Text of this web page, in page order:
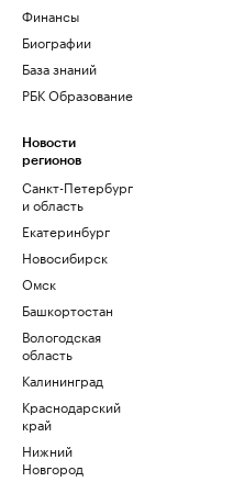
Финансы
Биографии
База знаний
РБК Образование
Новости
регионов
Санкт-Петербург
и область
Екатеринбург
Новосибирск
Омск
Башкортостан
Вологодская
область
Калининград
Краснодарский
край
Нижний
Новгород